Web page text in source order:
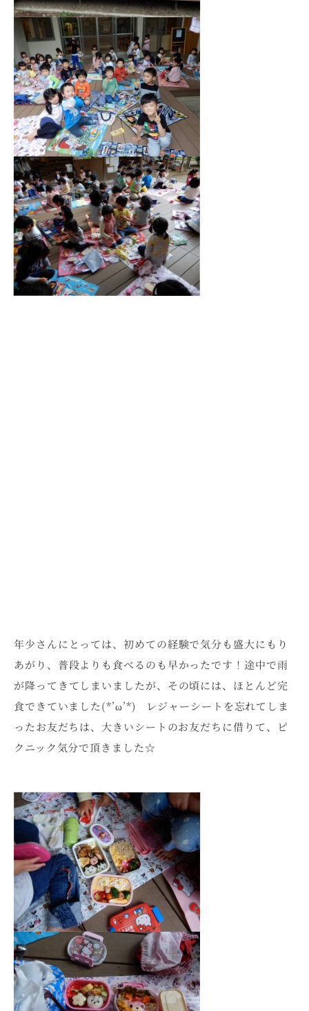
年少さんにとっては、初めての経験で気分も盛大にもり
あがり、普段よりも食べるのも早かったです！途中で雨
が降ってきてしまいましたが、その頃には、ほとんど完
食できていました(*’ω’*) レジャーシートを忘れてしま
ったお友だちは、大きいシートのお友だちに借りて、ピ
クニック気分で頂きました☆